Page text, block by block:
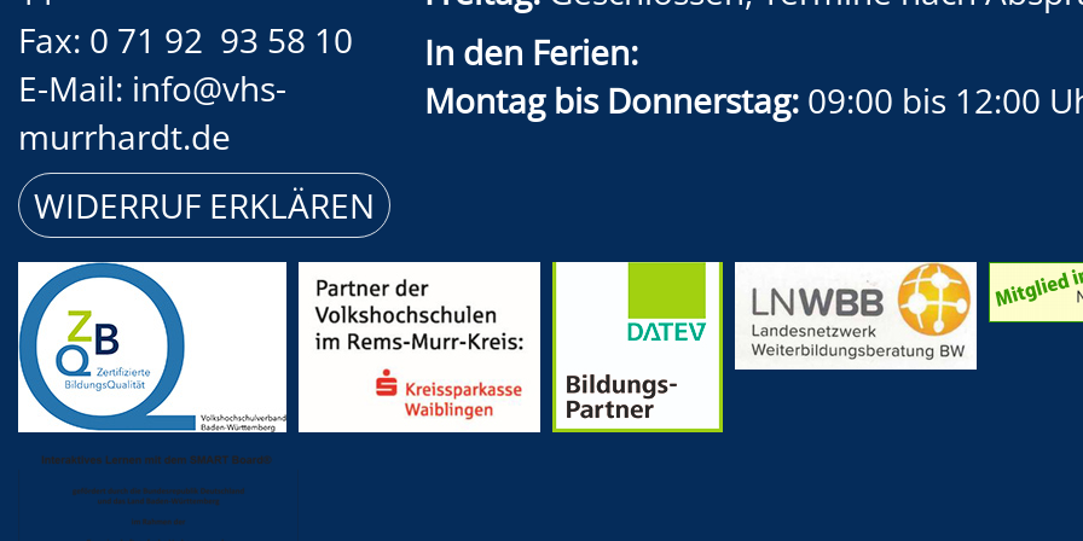
Fax: 0 71 92 93 58 10
E-Mail: info@vhs-
murrhardt.de
WIDERRUF ERKLÄREN
In den Ferien:
Montag bis Donnerstag: 09:00 bis 12:00